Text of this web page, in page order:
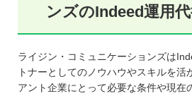
ンズのIndeed運用
ライジン・コミュニケーションズは
トナーとしてのノウハウやスキルを活
アント企業にとって必要な条件や現在